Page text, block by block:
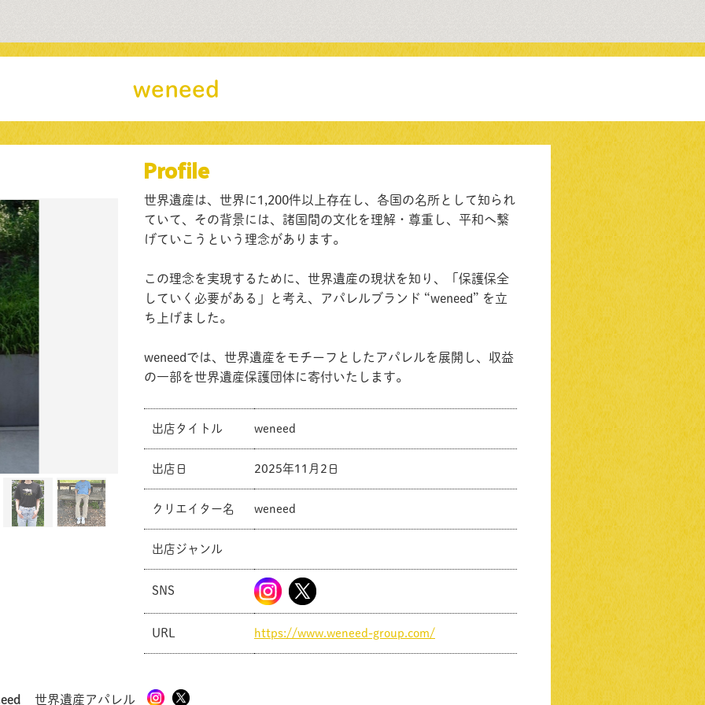
weneed
Profile
世界遺産は、世界に1,200件以上存在し、各国の名所として知られ
ていて、その背景には、諸国間の文化を理解・尊重し、平和へ繋
げていこうという理念があります。
この理念を実現するために、世界遺産の現状を知り、「保護保全
していく必要がある」と考え、アパレルブランド “weneed” を立
ち上げました。
weneedでは、世界遺産をモチーフとしたアパレルを展開し、収益
の一部を世界遺産保護団体に寄付いたします。
出店タイトル weneed
出店日 2025年11月2日
クリエイター名 weneed
出店ジャンル
SNS
URL https://www.weneed-group.com/
世界遺産アパレル
共有方法を選択